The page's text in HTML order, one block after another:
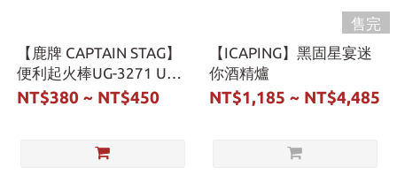
【鹿牌 CAPTAIN STAG】
便利起火棒UG-3271 UG-
3257
NT$380 ~ NT$450
售完
【ICAPING】黑固星宴迷
你酒精爐
NT$1,185 ~ NT$4,485